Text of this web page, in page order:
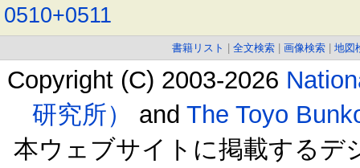
0510+0511
書籍リスト 全文検索 画像検索 地図
Copyright (C) 2003-2026
研究所）
and The Toyo
本ウェブサイトに掲載するデ